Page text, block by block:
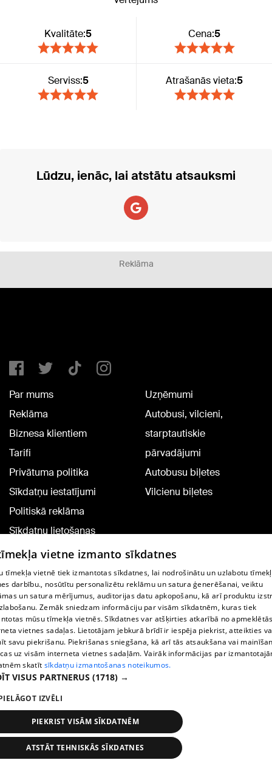
Kvalitāte:5 Cena:5
Serviss:5 Atrašanās vieta:5
Lūdzu, ienāc, lai atstātu atsauksmi
Reklāma
Par mums
Reklāma
Biznesa klientiem
Tarifi
Privātuma politika
Sīkdatņu iestatījumi
Politiskā reklāma
Sīkdatņu lietošanas
noteikumi
Komentāru pievienošana
Uzņēmumi
Autobusi, vilcieni,
starptautiskie
pārvadājumi
Autobusu biļetes
Vilcienu biļetes
TV programma
Līguma noteikumi
360 Ziņu kontakti
Helio Media
Portāla palīdzības dienests: e-pasts -
All rights reserved.
vietne izmanto sīkdatnes
tīmekļa vietnē tiek izmantotas sīkdatnes, lai nodrošinātu un uzlabotu
darbību., nosūtītu personalizētu reklāmu un satura ģenerēšanai, veiktu
un satura mērījumus, auditorijas datu apkopošanu, kā arī produktu
Zemāk sniedzam informāciju par visām sīkdatnēm, kuras tiek
mūsu tīmekļa vietnēs. Sīkdatnes var atšķirties atkarībā no
vietnes sadaļas. Lietotājam jebkurā brīdī ir iespēja piekrist, atteikties
savu piekrišanu. Piekrišanas sniegšana, kā arī tās atsaukšana vai
uz visām interneta vietnes sadaļām. Vairāk informācijas par
skatīt sīkdatņu izmantošanas noteikumos.
VISUS PARTNERUS (1718) →
IZVĒLI
PIEKRIST VISĀM SĪKDATNĒM
ATSTĀT TEHNISKĀS SĪKDATNES